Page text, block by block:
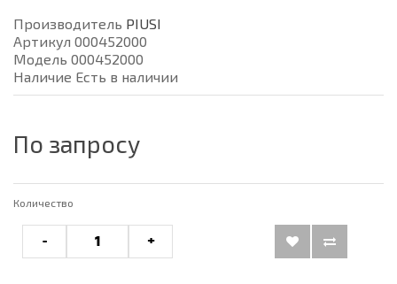
Производитель PIUSI
Артикул 000452000
Модель 000452000
Наличие Есть в наличии
По запросу
Количество
- +